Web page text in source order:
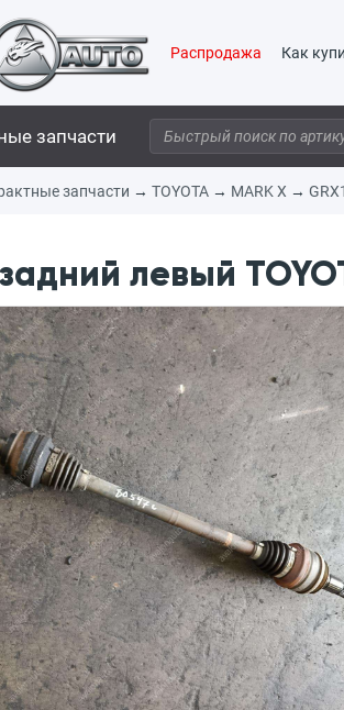
Распродажа Как
запчасти
запчасти → TOYOTA → MARK X →
левый